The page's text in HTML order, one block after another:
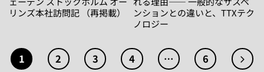
ジ
か
択
か
ら
択
で
リンズ本社訪問記 （再掲載）
ンションとの違いと、TTXテク
ノロジー
1 2 3 4 … 6